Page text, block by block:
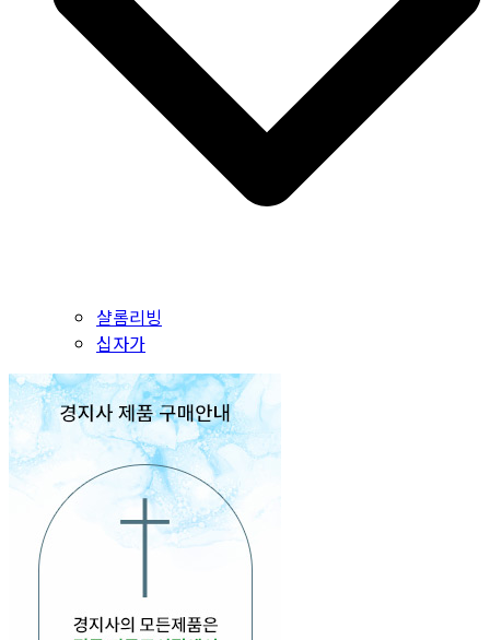
샬롬리빙
십자가